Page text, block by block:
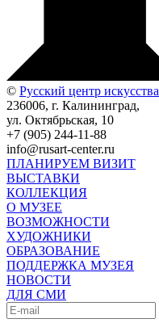
© Русский центр искусства
236006, г. Калининград,
ул. Октябрьская, 10
+7 (905) 244-11-88
info@rusart-center.ru
ПЛАНИРУЕМ ВИЗИТ
ВЫСТАВКИ
КОЛЛЕКЦИЯ
О МУЗЕЕ
ВОЗМОЖНОСТИ
ХУДОЖНИКИ
ОБРАЗОВАНИЕ
ПОДДЕРЖКА МУЗЕЯ
НОВОСТИ
ДЛЯ СМИ